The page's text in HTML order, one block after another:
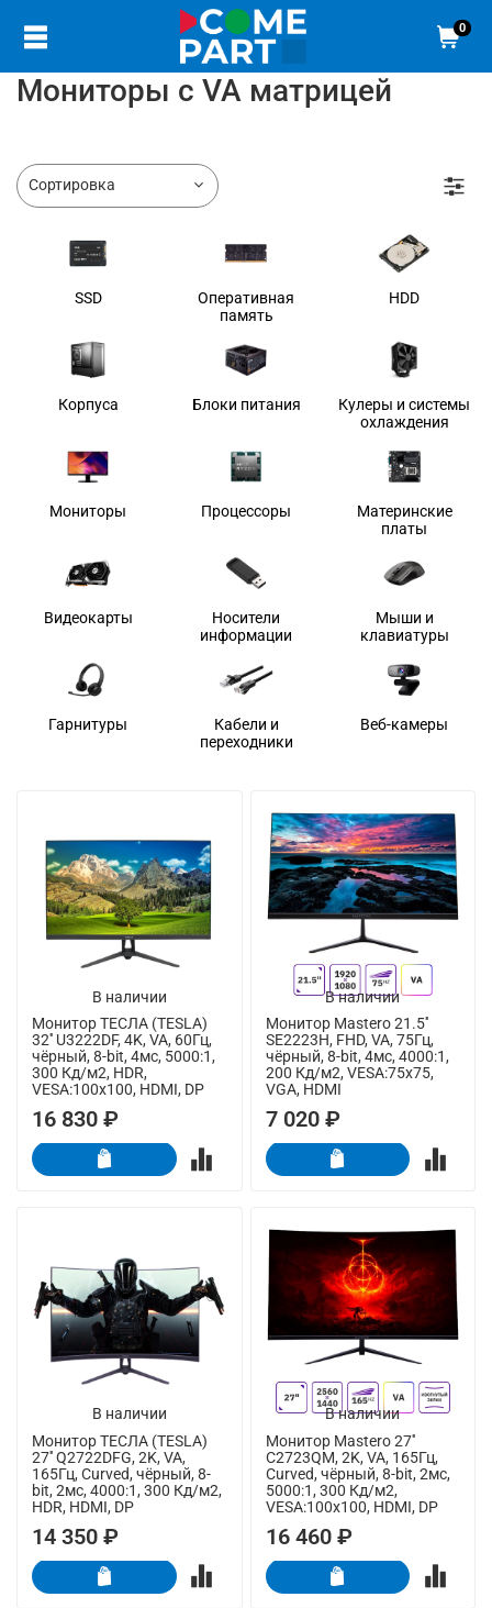
0
Мониторы с VA матрицей
SSD
Оперативная
память
HDD
Корпуса Блоки питания
Кулеры и системы
охлаждения
Мониторы Процессоры
Материнские
платы
Видеокарты
Носители
информации
Мыши и
клавиатуры
Гарнитуры
Кабели и
переходники
Веб-камеры
В наличии
Монитор ТЕСЛА (TESLA)
32'' U3222DF, 4K, VA, 60Гц,
чёрный, 8-bit, 4мс, 5000:1,
300 Кд/м2, HDR,
VESA:100x100, HDMI, DP
16 830 ₽
В наличии
Монитор Mastero 21.5''
SE2223H, FHD, VA, 75Гц,
чёрный, 8-bit, 4мс, 4000:1,
200 Кд/м2, VESA:75x75,
VGA, HDMI
7 020 ₽
В наличии
Монитор ТЕСЛА (TESLA)
27'' Q2722DFG, 2K, VA,
165Гц, Curved, чёрный, 8-
bit, 2мс, 4000:1, 300 Кд/м2,
HDR, HDMI, DP
14 350 ₽
В наличии
Монитор Mastero 27''
C2723QM, 2K, VA, 165Гц,
Curved, чёрный, 8-bit, 2мс,
5000:1, 300 Кд/м2,
VESA:100x100, HDMI, DP
16 460 ₽